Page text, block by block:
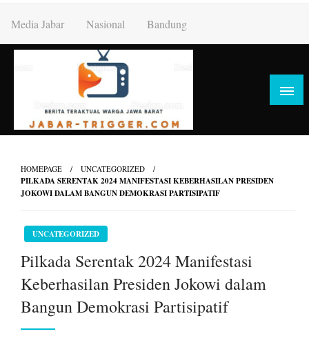
content
Media Jabar Nasional Bandung
HOMEPAGE UNCATEGORIZED
PILKADA SERENTAK 2024 MANIFESTASI KEBERHASILAN PRESIDEN
JOKOWI DALAM BANGUN DEMOKRASI PARTISIPATIF
UNCATEGORIZED
Pilkada Serentak 2024 Manifestasi
Keberhasilan Presiden Jokowi dalam
Bangun Demokrasi Partisipatif